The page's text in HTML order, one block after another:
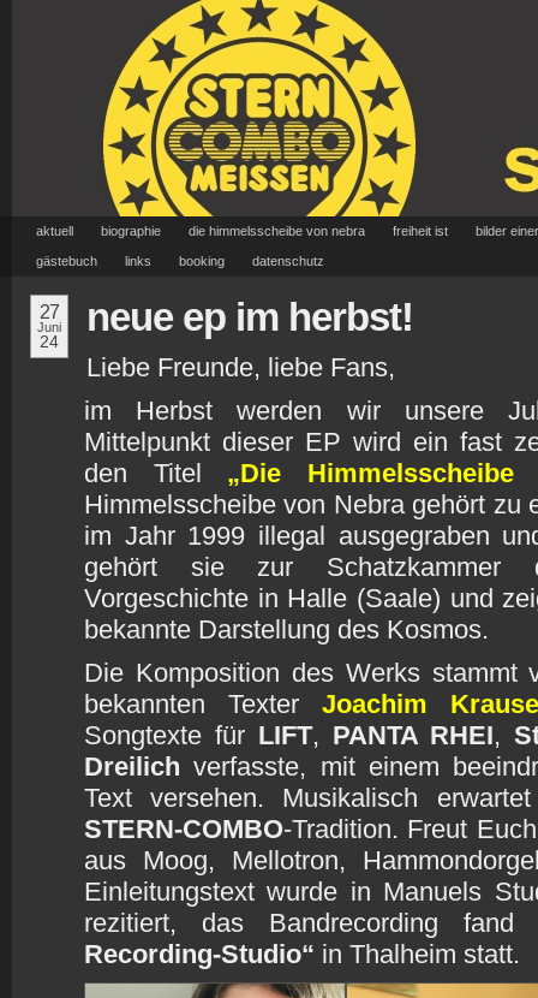
aktuell biographie die himmelsscheibe von nebra freiheit ist bilder
gästebuch links booking datenschutz
27
Juni
24
neue ep im herbst!
Liebe Freunde, liebe Fans,
im Herbst werden wir unsere
Mittelpunkt dieser EP wird ein fast
den Titel „Die
Himmelsscheibe von Nebra gehört zu
im Jahr 1999 illegal ausgegraben
gehört sie zur Schatzkammer
Vorgeschichte in Halle (Saale) und
bekannte Darstellung des Kosmos.
Die Komposition des Werks stammt
bekannten Texter Joachim Krause
Songtexte für LIFT, PANTA RHEI,
Dreilich verfasste, mit einem
Text versehen. Musikalisch
STERN-COMBO-Tradition. Freut
aus Moog, Mellotron,
Einleitungstext wurde in Manuels
rezitiert, das Bandrecording
Recording-Studio“ in Thalheim statt.